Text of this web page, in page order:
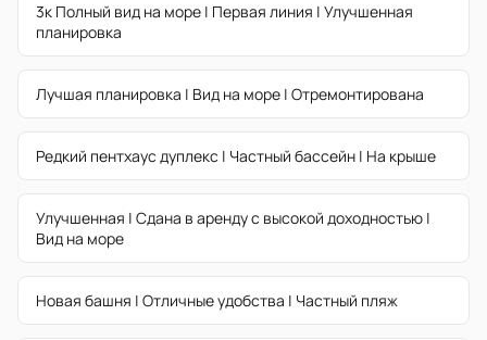
3к Полный вид на море | Первая линия | Улучшенная
планировка
Лучшая планировка | Вид на море | Отремонтирована
Редкий пентхаус дуплекс | Частный бассейн | На крыше
Улучшенная | Сдана в аренду с высокой доходностью |
Вид на море
Новая башня | Отличные удобства | Частный пляж